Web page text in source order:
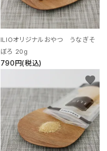
ILIOオリジナルおやつ うなぎそ
ぼろ 20g
790円(税込)
favorite